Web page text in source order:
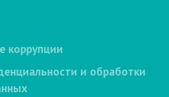
коррупции
и обработки